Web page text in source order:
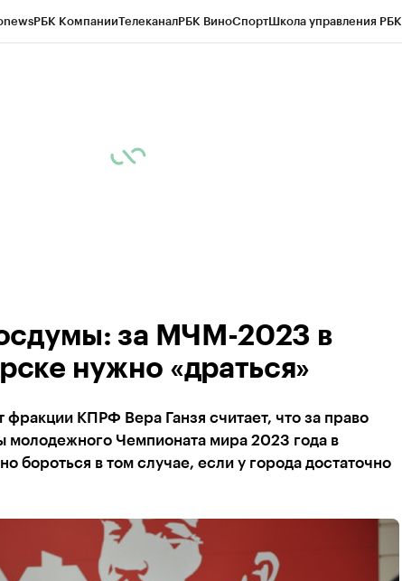
РБК КомпанииТелеканалРБК ВиноСпортШкола управления РБК
за МЧМ-2023 в
нужно «драться»
фракции КПРФ Вера Ганзя считает, что за право
молодежного Чемпионата мира 2023 года в
бороться в том случае, если у города достаточно